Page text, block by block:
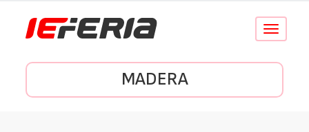
Conmutar
MADERA